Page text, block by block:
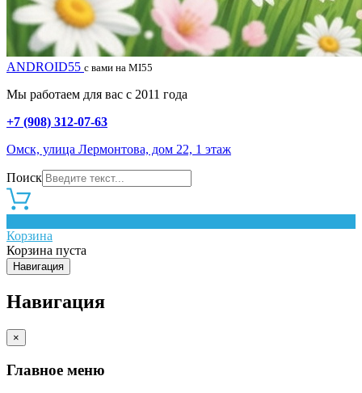
ANDROID55 с вами на MI55
Мы работаем для вас с 2011 года
+7 (908) 312-07-63
Омск, улица Лермонтова, дом 22, 1 этаж
Поиск
Корзина
Корзина пуста
Навигация
Навигация
×
Главное меню